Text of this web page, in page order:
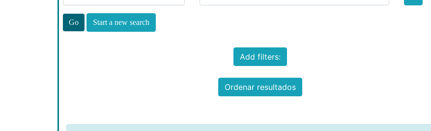
Start a new search
Add filters:
Ordenar resultados